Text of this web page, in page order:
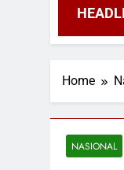
Home
NASIONAL